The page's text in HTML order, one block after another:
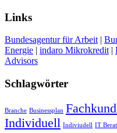
Links
Bundesagentur für Arbeit |
Energie | indaro Mikrokredit |
Advisors
Schlagwörter
Branche Businessplan
Individuell Indiviudell IT